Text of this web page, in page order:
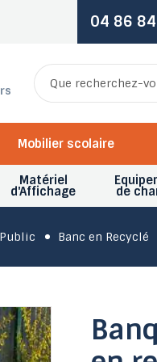
04 86
Mobilier scolaire
Matériel
d'Affichage de
Banc en Recyclé